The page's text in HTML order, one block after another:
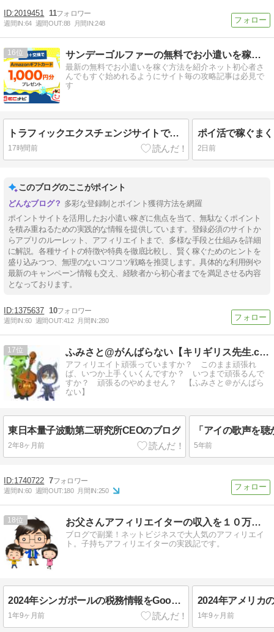
2019451 11
週間IN:64 週間OUT:88 月間IN:248
16 サンデーゴルファーの無料でお小遣いを稼ぐ方法
最新の無料でお小遣いを稼ぐ方法を紹介ネット初心者さ
んでもすぐ始めれるようにサイト毎の攻略記事は必見で
す
トラフィックエクスチェンジサイトでポイ活
17時間前 2日前
このブログのここがポイント
多彩な登録制とポイント獲得方法を網羅
ポイントサイトを活用したお小遣い稼ぎに焦点を当て、無駄なくポイント
を積み重ねるための実践的な情報を提供しています。登録必須のサイトか
らアプリのルーレット、アフィリエイトまで、多様な手段と仕組みを詳細
に解説。各種サイトの特徴や特典を徹底比較し、賢く稼ぐためのヒントを
盛り込みつつ、無理のないコツコツ戦略を推奨します。具体的な利用例や
最新のキャンペーン情報も交え、経験者から初心者までを満足させる内容
となっております。
1375637 10
週間IN:60 週間OUT:412 月間IN:280
17 ふみさと@がんばらない【キリギリス先生.com】
アフィリエイト頑張っていますか？ このまま頑張れ
ば、いつか上手くいくんですか？ いつまで頑張るんで
すか？ 頑張るのやめません？ 【ふみさと＠がんばら
ない】
東日本量子波動第二研究所CEOのブログ
2年8ヶ月前 5年前
1740722 7
週間IN:60 週間OUT:180 月間IN:250
18 お父さんアフィリエイターの収入を１０万円増やす方法
ブログで副業！ネットビジネスで大人気のアフィリエイ
ト。子持ちアフィリエイターの実践記です。
2024年シンガポールの税務情報をGoogleに提出する方法[GoogleAdSense]
1年9ヶ月前 1年9ヶ月前